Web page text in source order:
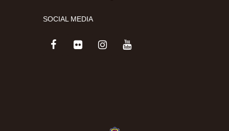
SOCIAL MEDIA